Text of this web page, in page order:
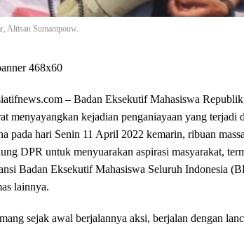
Altisan Sumampouw.
– Badan Eksekutif Mahasiswa
menyayangkan kejadian penganiayaan yang terjadi
pada hari Senin 11 April 2022 kemarin, ribuan
DPR untuk menyuarakan aspirasi masyarakat,
Badan Eksekutif Mahasiswa Seluruh Indonesia
lainnya.
sejak awal berjalannya aksi, berjalan dengan